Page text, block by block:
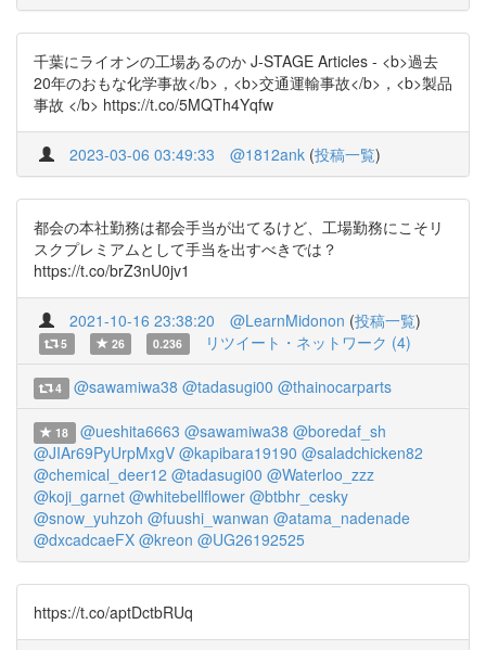
千葉にライオンの工場あるのか J-STAGE Articles - <b>過去
20年のおもな化学事故</b>，<b>交通運輸事故</b>，<b>製品
事故 </b> https://t.co/5MQTh4Yqfw
2023-03-06 03:49:33 @1812ank (投稿一覧)
都会の本社勤務は都会手当が出てるけど、工場勤務にこそリ
スクプレミアムとして手当を出すべきでは？
https://t.co/brZ3nU0jv1
2021-10-16 23:38:20 @LearnMidonon (投稿一覧)
5 26 0.236 リツイート・ネットワーク (4)
4 @sawamiwa38 @tadasugi00 @thainocarparts
18 @ueshita6663 @sawamiwa38 @boredaf_sh
@JIAr69PyUrpMxgV @kapibara19190 @saladchicken82
@chemical_deer12 @tadasugi00 @Waterloo_zzz
@koji_garnet @whitebellflower @btbhr_cesky
@snow_yuhzoh @fuushi_wanwan @atama_nadenade
@dxcadcaeFX @kreon @UG26192525
https://t.co/aptDctbRUq